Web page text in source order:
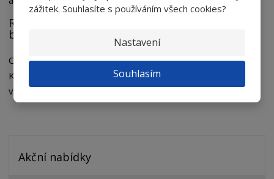
zážitek. Souhlasíte s používáním všech cookies?
Nastavení
Souhlasím
Různé použití ale společný cíl: Naprostá
bezpečnost.
Od čistější vody v Bombaji pro vylepšení londýnských silnic.
Konkrétní použití se může měnit, ale cíl je jediný. Udržet vás
v bezpečí bez ohledu na to, kam váš vaše cesty zavedou.
Akční nabídky